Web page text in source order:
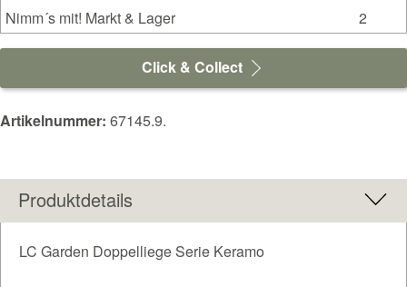
Nimm´s mit! Markt & Lager
2
Click & Collect
Artikelnummer: 67145.9.
Produktdetails
LC Garden Doppelliege Serie Keramo